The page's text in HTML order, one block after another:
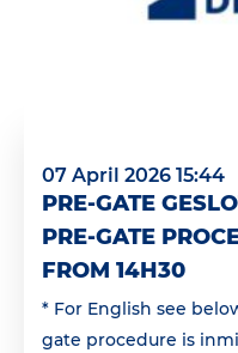
07 April 2026 15:44
PRE-GATE
PRE-GATE
FROM 14H30
* For English see
gate procedure is